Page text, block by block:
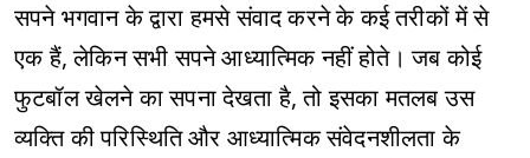
सपने भगवान के द्वारा हमसे संवाद करने के कई तरीकों में से
एक हैं, लेकिन सभी सपने आध्यात्मिक नहीं होते। जब कोई
फुटबॉल खेलने का सपना देखता है, तो इसका मतलब उस
व्यक्ति की परिस्थिति और आध्यात्मिक संवेदनशीलता के